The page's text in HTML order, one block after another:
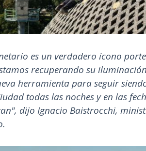
es un verdadero ícono
recuperando su
herramienta para seguir
todas las noches y en las
dijo Ignacio Baistrocchi,